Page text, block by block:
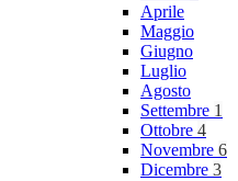
Aprile
Maggio
Giugno
Luglio
Agosto
Settembre 1
Ottobre 4
Novembre 6
Dicembre 3